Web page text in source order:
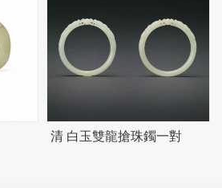
清 白玉雙龍搶珠鐲一對